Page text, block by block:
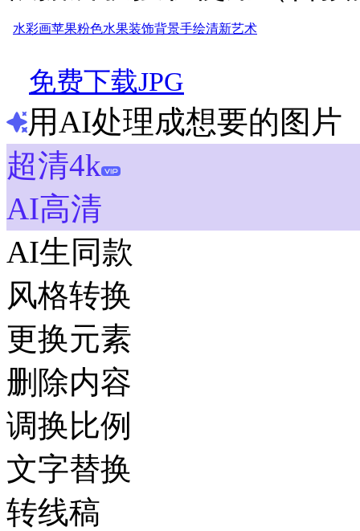
水彩画苹果粉色水果装饰背景手绘清新艺术
免费下载JPG
用AI处理成想要的图片
超清4k
AI高清
AI生同款
风格转换
更换元素
删除内容
调换比例
文字替换
转线稿